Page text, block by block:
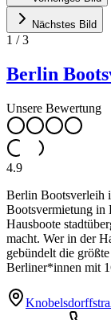
Nächstes Bild
1 /3
Berlin
Unsere Bewertung
4.9
Berlin Bootsverleih
Bootsvermietung in
Hausboote
macht. Wer in der
gebündelt die
Berliner*innen mit